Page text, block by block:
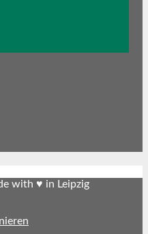
with ♥ in Leipzig